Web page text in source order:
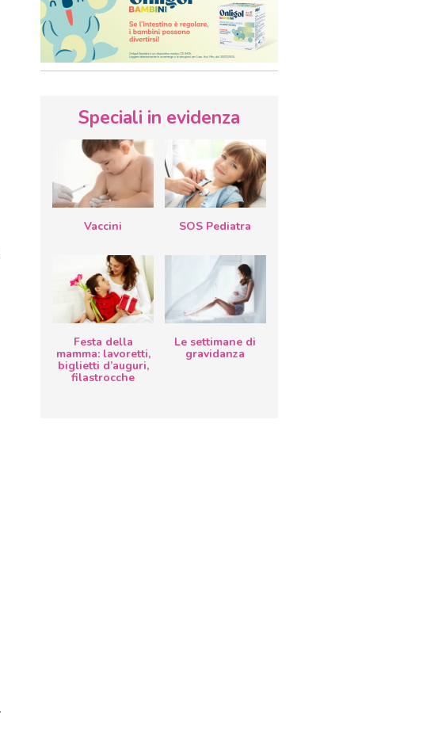
Speciali in evidenza
Vaccini SOS Pediatra
Festa della
mamma: lavoretti,
biglietti d’auguri,
filastrocche
Le settimane di
gravidanza